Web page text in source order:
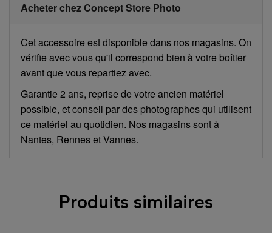
Acheter chez Concept Store Photo
Cet accessoire est disponible dans nos magasins. On
vérifie avec vous qu'il correspond bien à votre boîtier
avant que vous repartiez avec.
Garantie 2 ans, reprise de votre ancien matériel
possible, et conseil par des photographes qui utilisent
ce matériel au quotidien. Nos magasins sont à
Nantes, Rennes et Vannes.
Produits similaires